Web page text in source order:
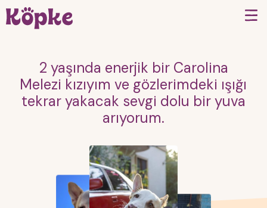
2 yaşında enerjik bir Carolina
Melezi kızıyım ve gözlerimdeki ışığı
tekrar yakacak sevgi dolu bir yuva
arıyorum.